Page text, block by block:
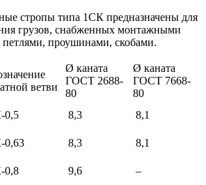
стропы типа 1СК предназначены для
грузов, снабженных монтажными
проушинами, скобами.
ветви
Ø каната
ГОСТ 2688-
80
Ø каната
ГОСТ 7668-
80
0,5 8,3 8,1
0,63 8,3 8,1
0,8 9,6 –